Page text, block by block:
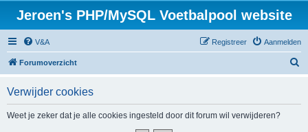
Jeroen's PHP/MySQL Voetbalpool website
V&A Aanmelden
Registreer
Forumoverzicht
Verwijder cookies
Weet je zeker dat je alle cookies ingesteld door dit forum wil verwijderen?